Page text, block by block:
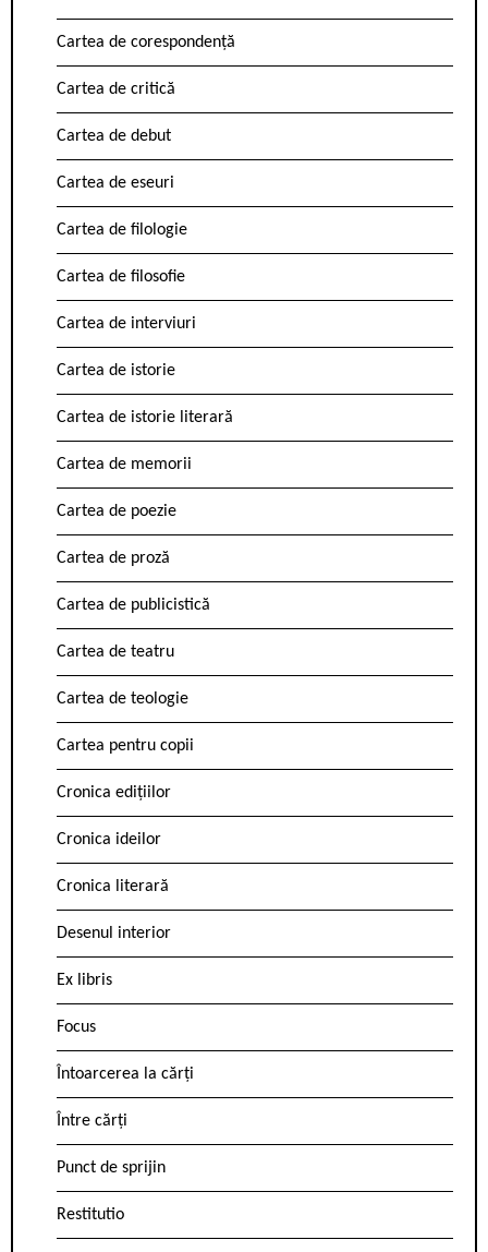
Cartea de corespondență
Cartea de critică
Cartea de debut
Cartea de eseuri
Cartea de filologie
Cartea de filosofie
Cartea de interviuri
Cartea de istorie
Cartea de istorie literară
Cartea de memorii
Cartea de poezie
Cartea de proză
Cartea de publicistică
Cartea de teatru
Cartea de teologie
Cartea pentru copii
Cronica edițiilor
Cronica ideilor
Cronica literară
Desenul interior
Ex libris
Focus
Întoarcerea la cărți
Între cărți
Punct de sprijin
Restitutio